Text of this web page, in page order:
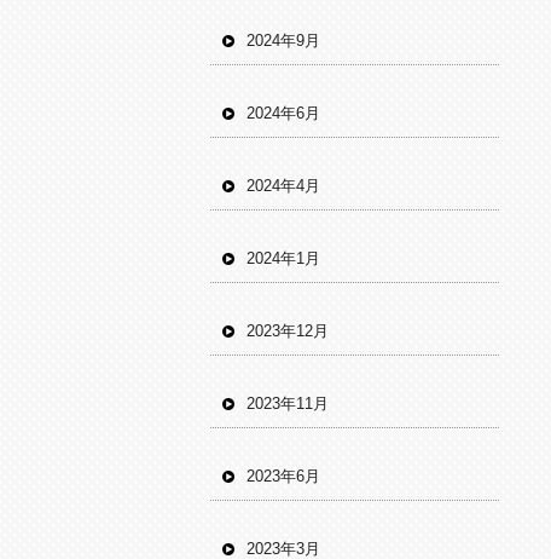
2024年9月
2024年6月
2024年4月
2024年1月
2023年12月
2023年11月
2023年6月
2023年3月